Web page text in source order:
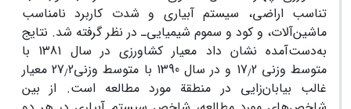
تناسب اراضی‌، سیستم آبیاری و شدت کاربرد نامناسب
ماشین‌آلات، و کود و سموم شیمیایی‌ـ ‌در نظر گرفته شد. نتایج
به‌دست‌آمده نشان داد معیار کشاورزی در سال 1381 با
متوسط وزنی 17 /2 و در سال 1390 با متوسط وزنی27 /
2 معیار
غالب بیابان‌زایی در منطقة مورد مطالعه است. از بین